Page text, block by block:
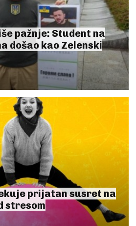
pažnje: Student na
došao kao Zelenski
prijatan susret na
stresom